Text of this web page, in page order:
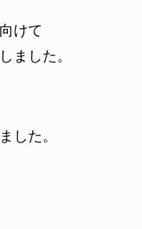
けて
ました。
した。